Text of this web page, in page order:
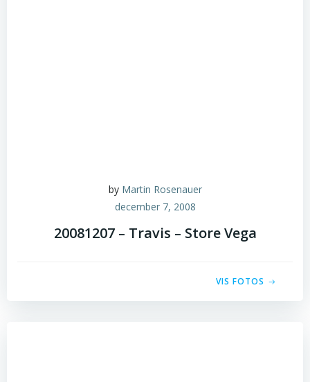
by Martin Rosenauer
december 7, 2008
20081207 – Travis – Store Vega
VIS FOTOS